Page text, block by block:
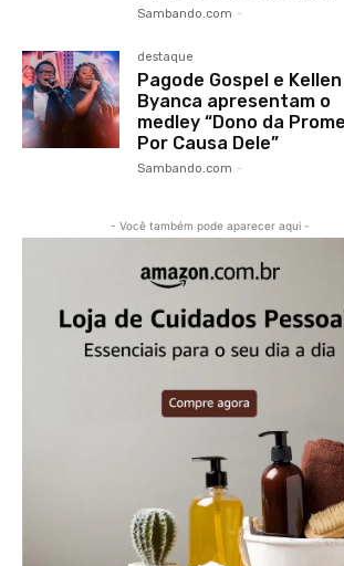
Sambando.com -
destaque
Pagode Gospel e Kellen
Byanca apresentam o
medley “Dono da
Por Causa Dele”
Sambando.com -
- Você também pode aparecer aqui -